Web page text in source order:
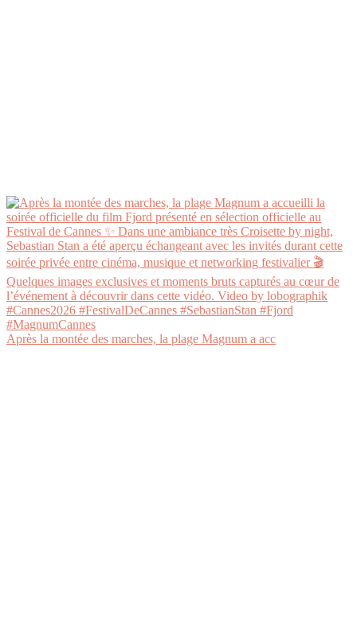
Après la montée des marches, la plage Magnum a acc